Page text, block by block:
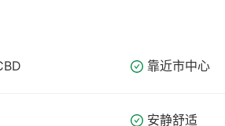
靠近市中心
安静舒适